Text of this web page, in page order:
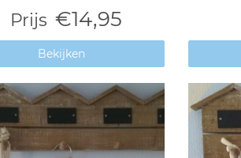
Prijs €14,95
Bekijken